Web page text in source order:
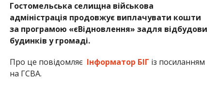
Гостомельська селищна військова
адміністрація продовжує виплачувати кошти
за програмою «єВідновлення» задля відбудови
будинків у громаді.
Про це повідомляє Інформатор БІГ із посиланням
на ГСВА.